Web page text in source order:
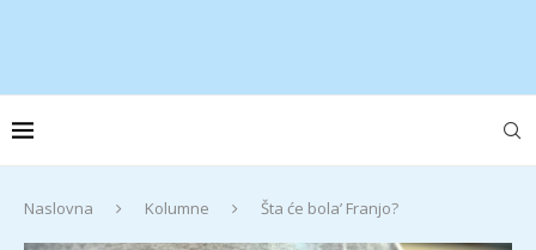
Naslovna Kolumne Šta će bola’ Franjo?